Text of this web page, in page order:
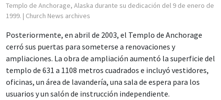
Templo de Anchorage, Alaska durante su dedicación del 9 de enero de
1999. | Church News archives
Posteriormente, en abril de 2003, el Templo de Anchorage
cerró sus puertas para someterse a renovaciones y
ampliaciones. La obra de ampliación aumentó la superficie del
templo de 631 a 1108 metros cuadrados e incluyó vestidores,
oficinas, un área de lavandería, una sala de espera para los
usuarios y un salón de instrucción independiente.